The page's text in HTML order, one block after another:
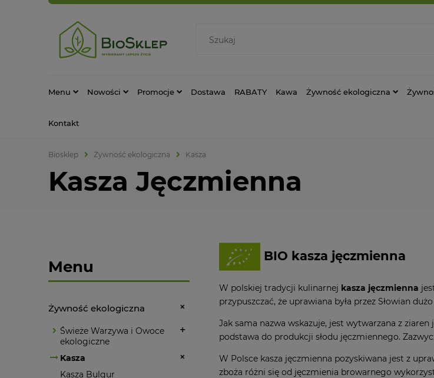
Menu Nowości Promocje Dostawa RABATY Kawa Żywność ekologiczna
Kontakt
Biosklep Żywność ekologiczna Kasza
Kasza Jęczmienna
Menu
Żywność ekologiczna
Świeże Warzywa i Owoce
ekologiczne
Kasza
Kasza Bulgur
BIO kasza jęczmienna
W polskiej tradycji kulinarnej kasza jęczmienna
przypuszczać, że uprawiana była przez Słowian
Jak sama nazwa wskazuje, jest wytwarzana z
podstawa do produkcji słodu jęczmiennego.
W Polsce kasza jęczmienna pozyskiwana jest z
zboża różni się od jęczmienia browarnego